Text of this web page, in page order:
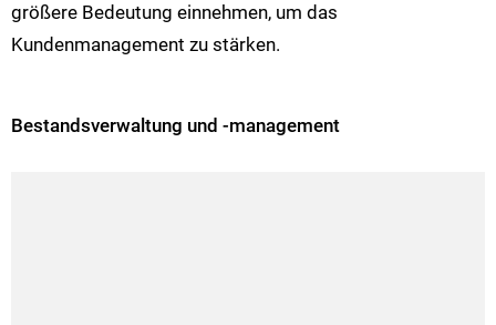
größere Bedeutung einnehmen, um das
Kundenmanagement zu stärken.
Bestandsverwaltung und -management